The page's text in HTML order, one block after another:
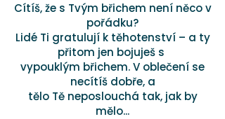
Cítíš, že s Tvým břichem není něco v
pořádku?
Lidé Ti gratulují k těhotenství – a ty
přitom jen bojuješ s
vypouklým břichem. V oblečení se
necítíš dobře, a
tělo Tě neposlouchá tak, jak by
mělo...